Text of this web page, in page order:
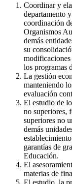
Coordinar y
departamento
coordinación
Organismos
demás
su
modificaciones
los programas
La gestión
manteniendo
evaluación
El estudio de
no superiores,
superiores no
demás
garantías de
Educación.
El
materias de
El estudio, la